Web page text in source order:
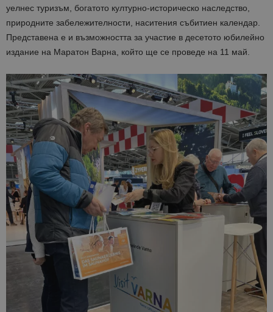
уелнес туризъм, богатото културно-историческо наследство,
природните забележителности, наситения събитиен календар.
Представена е и възможността за участие в десетото юбилейно
издание на Маратон Варна, който ще се проведе на 11 май.